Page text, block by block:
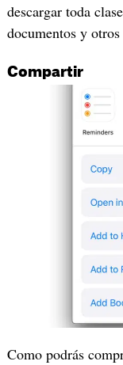
descargar toda
documentos y
Compartir
Como podrás